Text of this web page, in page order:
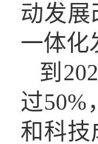
动发
一体化
到
过
和科技